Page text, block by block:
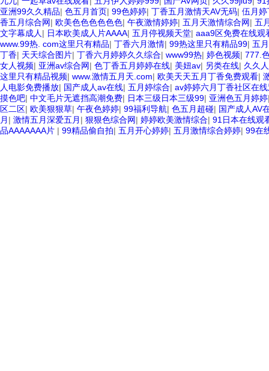
亚洲99久久精品| 色五月首页| 99色婷婷| 丁香五月激情天AV无码| 伍月
香五月综合网| 欧美色色色色色色| 午夜激情婷婷| 五月天激情综合网| 五
文字幕成人 | 日本欧美成人片AAAA| 五月停视频天堂| aaa9区免费在线观
www.99热. com这里只有精品| 丁香六月激情| 99热这里只有精品99| 五
丁香| 天天综合图片| 丁香六月婷婷久久综合| www99热| 婷色视频| 777.
女人视频| 亚洲av综合网| 色丁香五月婷婷在线| 美妞av| 另类在线| 久久
这里只有精品视频| www.激情五月天.com| 欧美天天五月丁香免费观看|
人电影免费播放| 国产成人av在线| 五月婷综合| av婷婷六月丁香社区在
摸色吧| 中文毛片无遮挡高潮免费| 日本三级日本三级99| 亚洲色五月婷婷
区二区| 欧美狠狠草| 午夜色婷婷| 99福利导航| 色五月超碰| 国产成人AV
月 | 激情五月深爱五月 | 狠狠色综合网| 婷婷欧美激情综合| 91日本在线观
品AAAAAAA片 | 99精品偷自拍| 五月开心婷婷| 五月激情综合婷婷| 99在